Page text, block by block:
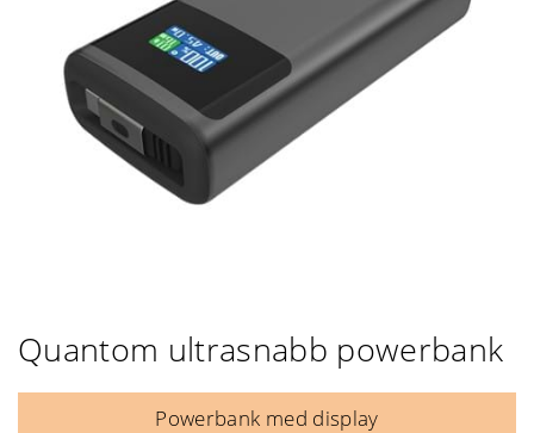
Quantom ultrasnabb powerbank
Powerbank med display